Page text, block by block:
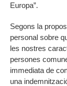
Europa”.
Segons la
personal sobre
les nostres
persones
immediata de
una